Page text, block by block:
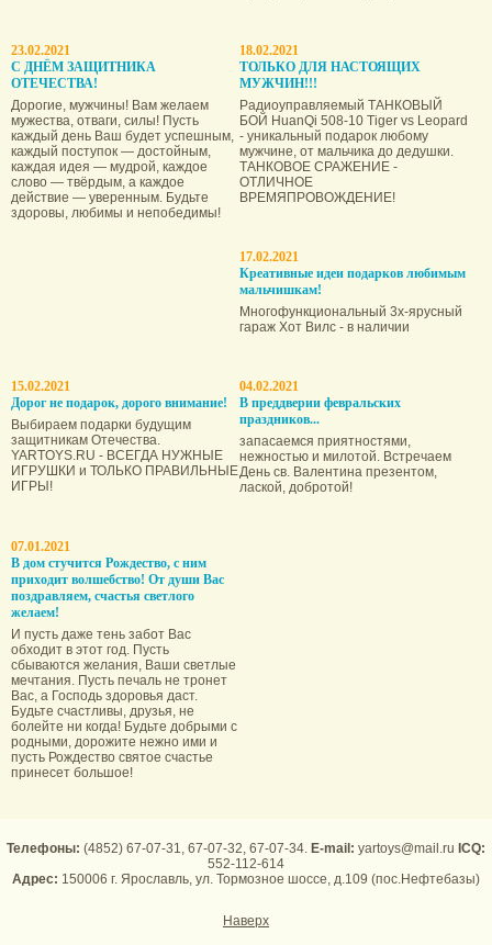
23.02.2021
С ДНЁМ ЗАЩИТНИКА
ОТЕЧЕСТВА!
Дорогие, мужчины! Вам желаем
мужества, отваги, силы! Пусть
каждый день Ваш будет успешным,
каждый поступок — достойным,
каждая идея — мудрой, каждое
слово — твёрдым, а каждое
действие — уверенным. Будьте
здоровы, любимы и непобедимы!
18.02.2021
ТОЛЬКО ДЛЯ НАСТОЯЩИХ
МУЖЧИН!!!
Радиоуправляемый ТАНКОВЫЙ
БОЙ HuanQi 508-10 Tiger vs Leopard
- уникальный подарок любому
мужчине, от мальчика до дедушки.
ТАНКОВОЕ СРАЖЕНИЕ -
ОТЛИЧНОЕ
ВРЕМЯПРОВОЖДЕНИЕ!
17.02.2021
Креативные идеи подарков любимым
мальчишкам!
Многофункциональный 3х-ярусный
гараж Хот Вилс - в наличии
15.02.2021
Дорог не подарок, дорого внимание!
Выбираем подарки будущим
защитникам Отечества.
YARTOYS.RU - ВСЕГДА НУЖНЫЕ
ИГРУШКИ и ТОЛЬКО ПРАВИЛЬНЫЕ
ИГРЫ!
04.02.2021
В преддверии февральских
праздников...
запасаемся приятностями,
нежностью и милотой. Встречаем
День св. Валентина презентом,
лаской, добротой!
07.01.2021
В дом стучится Рождество, с ним
приходит волшебство! От души Вас
поздравляем, счастья светлого
желаем!
И пусть даже тень забот Вас
обходит в этот год. Пусть
сбываются желания, Ваши светлые
мечтания. Пусть печаль не тронет
Вас, а Господь здоровья даст.
Будьте счастливы, друзья, не
болейте ни когда! Будьте добрыми с
родными, дорожите нежно ими и
пусть Рождество святое счастье
принесет большое!
Телефоны: (4852) 67-07-31, 67-07-32, 67-07-34. E-mail: yartoys@mail.ru ICQ:
552-112-614
Адрес: 150006 г. Ярославль, ул. Тормозное шоссе, д.109 (пос.Нефтебазы)
Наверх